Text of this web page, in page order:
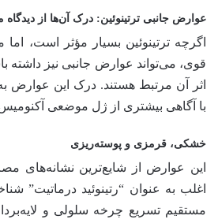
عوارض جانبی ترتینوئین: درک آن‌ها از دیدگاه
اگرچه ترتینوئین بسیار مؤثر است، اما
قوی، می‌تواند عوارض جانبی نیز داشته
اثر آن مرتبط هستند. درک این عوارض
با آگاهی بیشتری از ژل موضعی آکنومیس
خشکی، قرمزی و پوسته‌ریزی
این عوارض از شایع‌ترین نشانه‌های
اغلب به عنوان “رتینوئید درماتیت”
مستقیم تسریع چرخه سلولی و